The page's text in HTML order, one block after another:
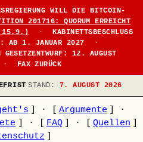
WILL DIE BITCOIN-
201716: QUORUM ERREICHT
15.9.)
·
KABINETTSBESCHLUSS
AB 1. JANUAR 2027
·
12. AUGUST
· FAX ZURÜCK
STAND: 7. AUGUST 2026
· Argumente
·
· FAQ · Quellen